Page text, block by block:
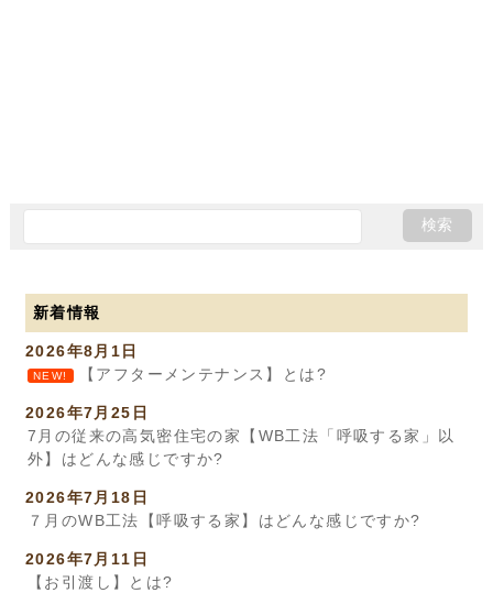
新着情報
2026年8月1日
NEW! 【アフターメンテナンス】とは?
2026年7月25日
7月の従来の高気密住宅の家【WB工法「呼吸する家」以
外】はどんな感じですか?
2026年7月18日
７月のWB工法【呼吸する家】はどんな感じですか?
2026年7月11日
【お引渡し】とは?